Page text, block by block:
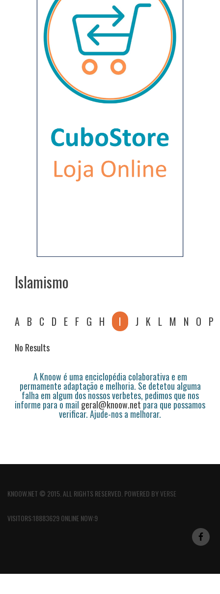
Islamismo
A B C D E F G H I J K L M N O P
No Results
A Knoow é uma enciclopédia colaborativa e em
permamente adaptação e melhoria. Se detetou alguma
falha em algum dos nossos verbetes, pedimos que nos
informe para o mail geral@knoow.netpara que possamos
verificar. Ajude-nos a melhorar.
KNOOW.NET © 2015. ALL RIGHTS RESERVED. POWERED BYVERSE
VISITORS:18883629 ONLINE NOW:9